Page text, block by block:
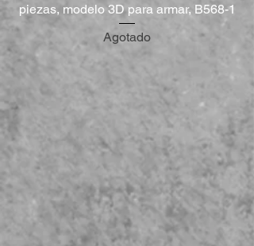
piezas, modelo 3D para armar, B568-1
Agotado